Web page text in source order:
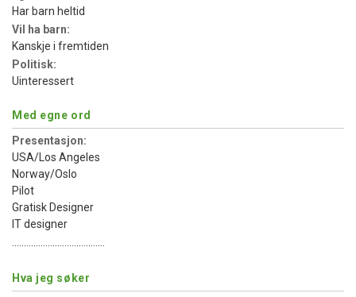
Har barn heltid
Vil ha barn:
Kanskje i fremtiden
Politisk:
Uinteressert
Med egne ord
Presentasjon:
USA/Los Angeles
Norway/Oslo
Pilot
Gratisk Designer
IT designer
Hva jeg søker